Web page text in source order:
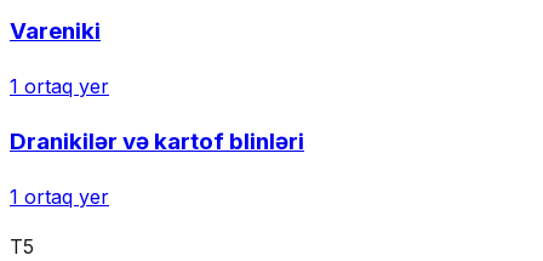
Vareniki
1 ortaq yer
Dranikilər və kartof blinləri
1 ortaq yer
T5